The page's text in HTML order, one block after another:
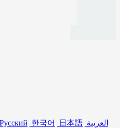
Русский 한국어 日本語 العربية